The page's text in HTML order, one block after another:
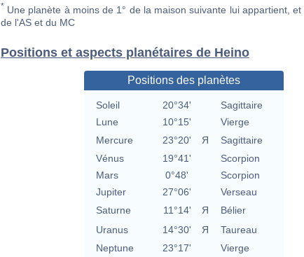
* Une planète à moins de 1° de la maison suivante lui appartient, et
de l'AS et du MC
Positions et aspects planétaires de Heino
Positions des planètes
Soleil 20°34'
Sagittaire
Lune
10°15'
Vierge
Mercure
23°20' Я
Sagittaire
Vénus
19°41'
Scorpion
Mars
0°48'
Scorpion
Jupiter
27°06'
Verseau
Saturne
11°14' Я
Bélier
Uranus
14°30' Я
Taureau
Neptune
23°17' Vierge